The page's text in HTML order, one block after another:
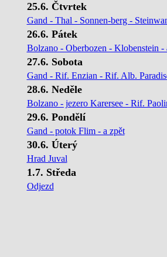
25.6. Čtvrtek
Gand - Thal - Sonnen-berg -
26.6. Pátek
Bolzano - Oberbozen - Klobenstein -
27.6. Sobota
Gand - Rif. Enzian - Rif. Alb.
28.6. Neděle
Bolzano - jezero Karersee - Rif.
29.6. Pondělí
Gand - potok Flim - a zpět
30.6. Úterý
Hrad Juval
1.7. Středa
Odjezd